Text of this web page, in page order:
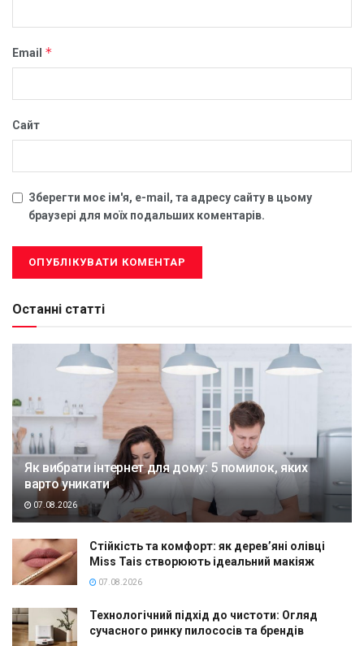
Email *
Сайт
Зберегти моє ім'я, e-mail, та адресу сайту в цьому
браузері для моїх подальших коментарів.
Останні статті
Як вибрати інтернет для дому: 5 помилок, яких
варто уникати
07.08.2026
Стійкість та комфорт: як дерев’яні олівці
Miss Tais створюють ідеальний макіяж
07.08.2026
Технологічний підхід до чистоти: Огляд
сучасного ринку пилососів та брендів